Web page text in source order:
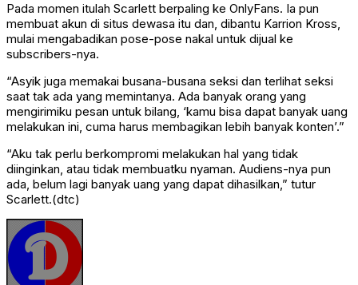
Pada momen itulah Scarlett berpaling ke OnlyFans. Ia pun
membuat akun di situs dewasa itu dan, dibantu Karrion Kross,
mulai mengabadikan pose-pose nakal untuk dijual ke
subscribers-nya.
“Asyik juga memakai busana-busana seksi dan terlihat seksi
saat tak ada yang memintanya. Ada banyak orang yang
mengirimiku pesan untuk bilang, ‘kamu bisa dapat banyak uang
melakukan ini, cuma harus membagikan lebih banyak konten’.”
“Aku tak perlu berkompromi melakukan hal yang tidak
diinginkan, atau tidak membuatku nyaman. Audiens-nya pun
ada, belum lagi banyak uang yang dapat dihasilkan,” tutur
Scarlett.(dtc)